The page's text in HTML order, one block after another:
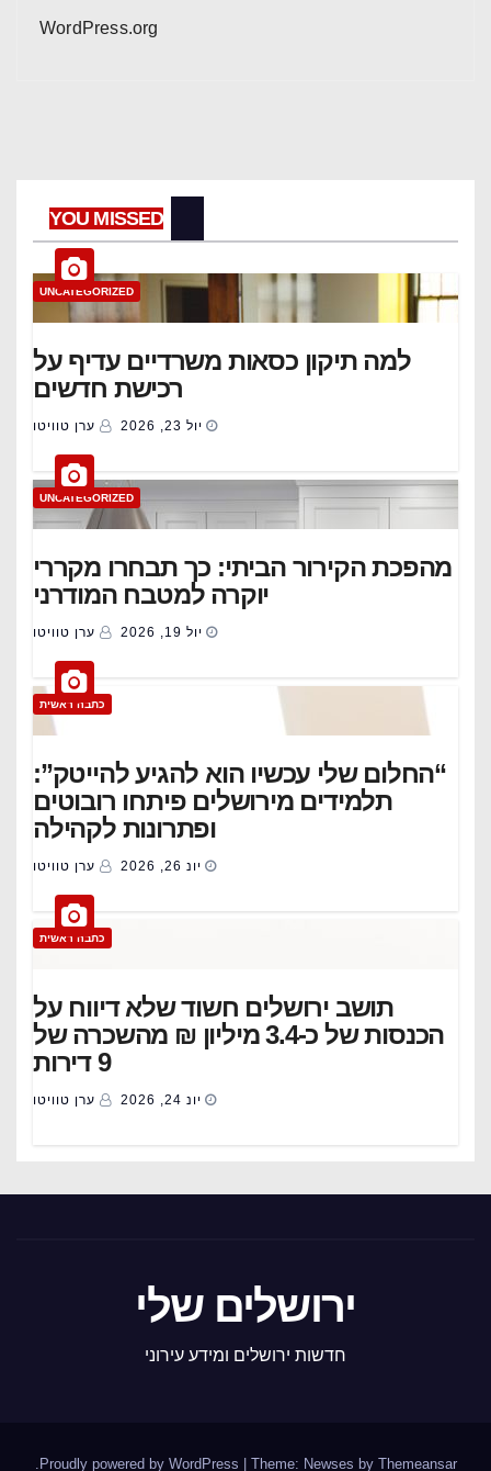
WordPress.org
YOU MISSED
UNCATEGORIZED
למה תיקון כסאות משרדיים עדיף על
רכישת חדשים
יול 23, 2026 ערן טוויטו
UNCATEGORIZED
מהפכת הקירור הביתי: כך תבחרו מקררי
יוקרה למטבח המודרני
יול 19, 2026 ערן טוויטו
כתבה ראשית
“החלום שלי עכשיו הוא להגיע להייטק”:
תלמידים מירושלים פיתחו רובוטים
ופתרונות לקהילה
יונ 26, 2026 ערן טוויטו
כתבה ראשית
תושב ירושלים חשוד שלא דיווח על
הכנסות של כ-3.4 מיליון ₪ מהשכרה של
9 דירות
יונ 24, 2026 ערן טוויטו
ירושלים שלי
חדשות ירושלים ומידע עירוני
Proudly powered by WordPress Theme: Newses by Themeansar
.